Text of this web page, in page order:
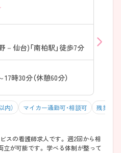
－仙台)「南柏駅」徒歩7分
時30分（休憩60分）
内） マイカー通勤可・相談可 残業10h
スの看護師求人です。 週2回から相
立が可能です。 学べる体制が整って